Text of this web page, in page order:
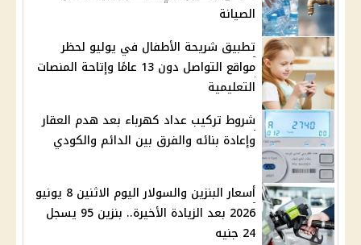
الصيانة
تطبيق شريحة الأطفال في يوليو لحظر
مواقع التواصل دون 13 عامًا وإتاحة المنصات
التعليمية
شروط تركيب عداد كهرباء بعد هدم العقار
وإعادة بنائه والفرق بين الدائم والكودي
أسعار البنزين والسولار اليوم الاثنين 8 يونيو
2026 بعد الزيادة الأخيرة.. بنزين 95 يسجل
24 جنيه